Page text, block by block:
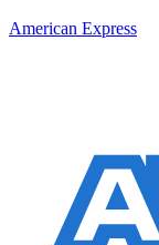
American Express